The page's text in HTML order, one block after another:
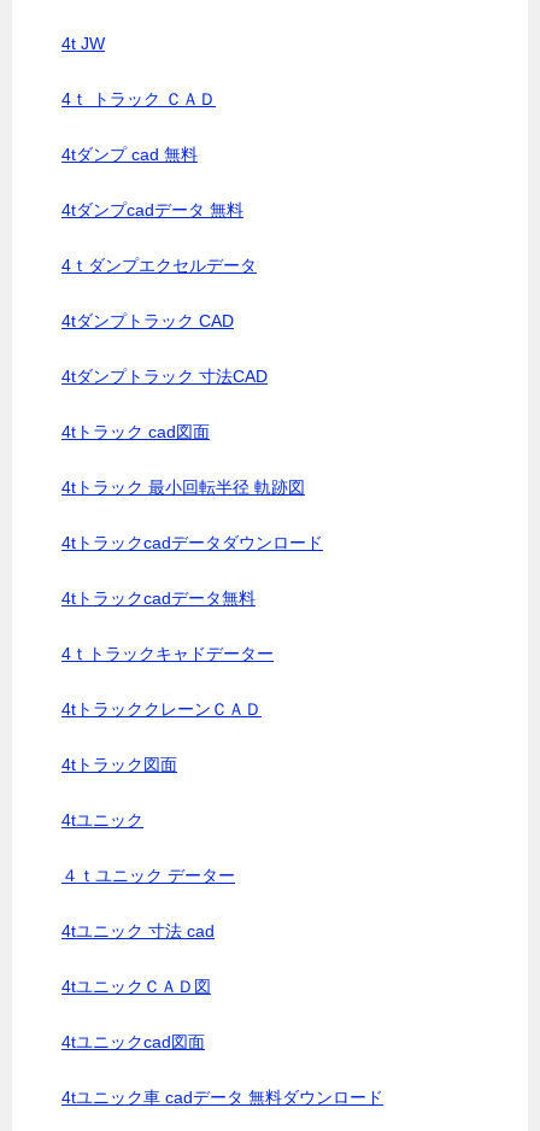
4t JW
4ｔ トラック ＣＡＤ
4tダンプ cad 無料
4tダンプcadデータ 無料
4ｔダンプエクセルデータ
4tダンプトラック CAD
4tダンプトラック 寸法CAD
4tトラック cad図面
4tトラック 最小回転半径 軌跡図
4tトラックcadデータダウンロード
4tトラックcadデータ無料
4ｔトラックキャドデーター
4tトラッククレーンＣＡＤ
4tトラック図面
4tユニック
４ｔユニック データー
4tユニック 寸法 cad
4tユニックＣＡＤ図
4tユニックcad図面
4tユニック車 cadデータ 無料ダウンロード